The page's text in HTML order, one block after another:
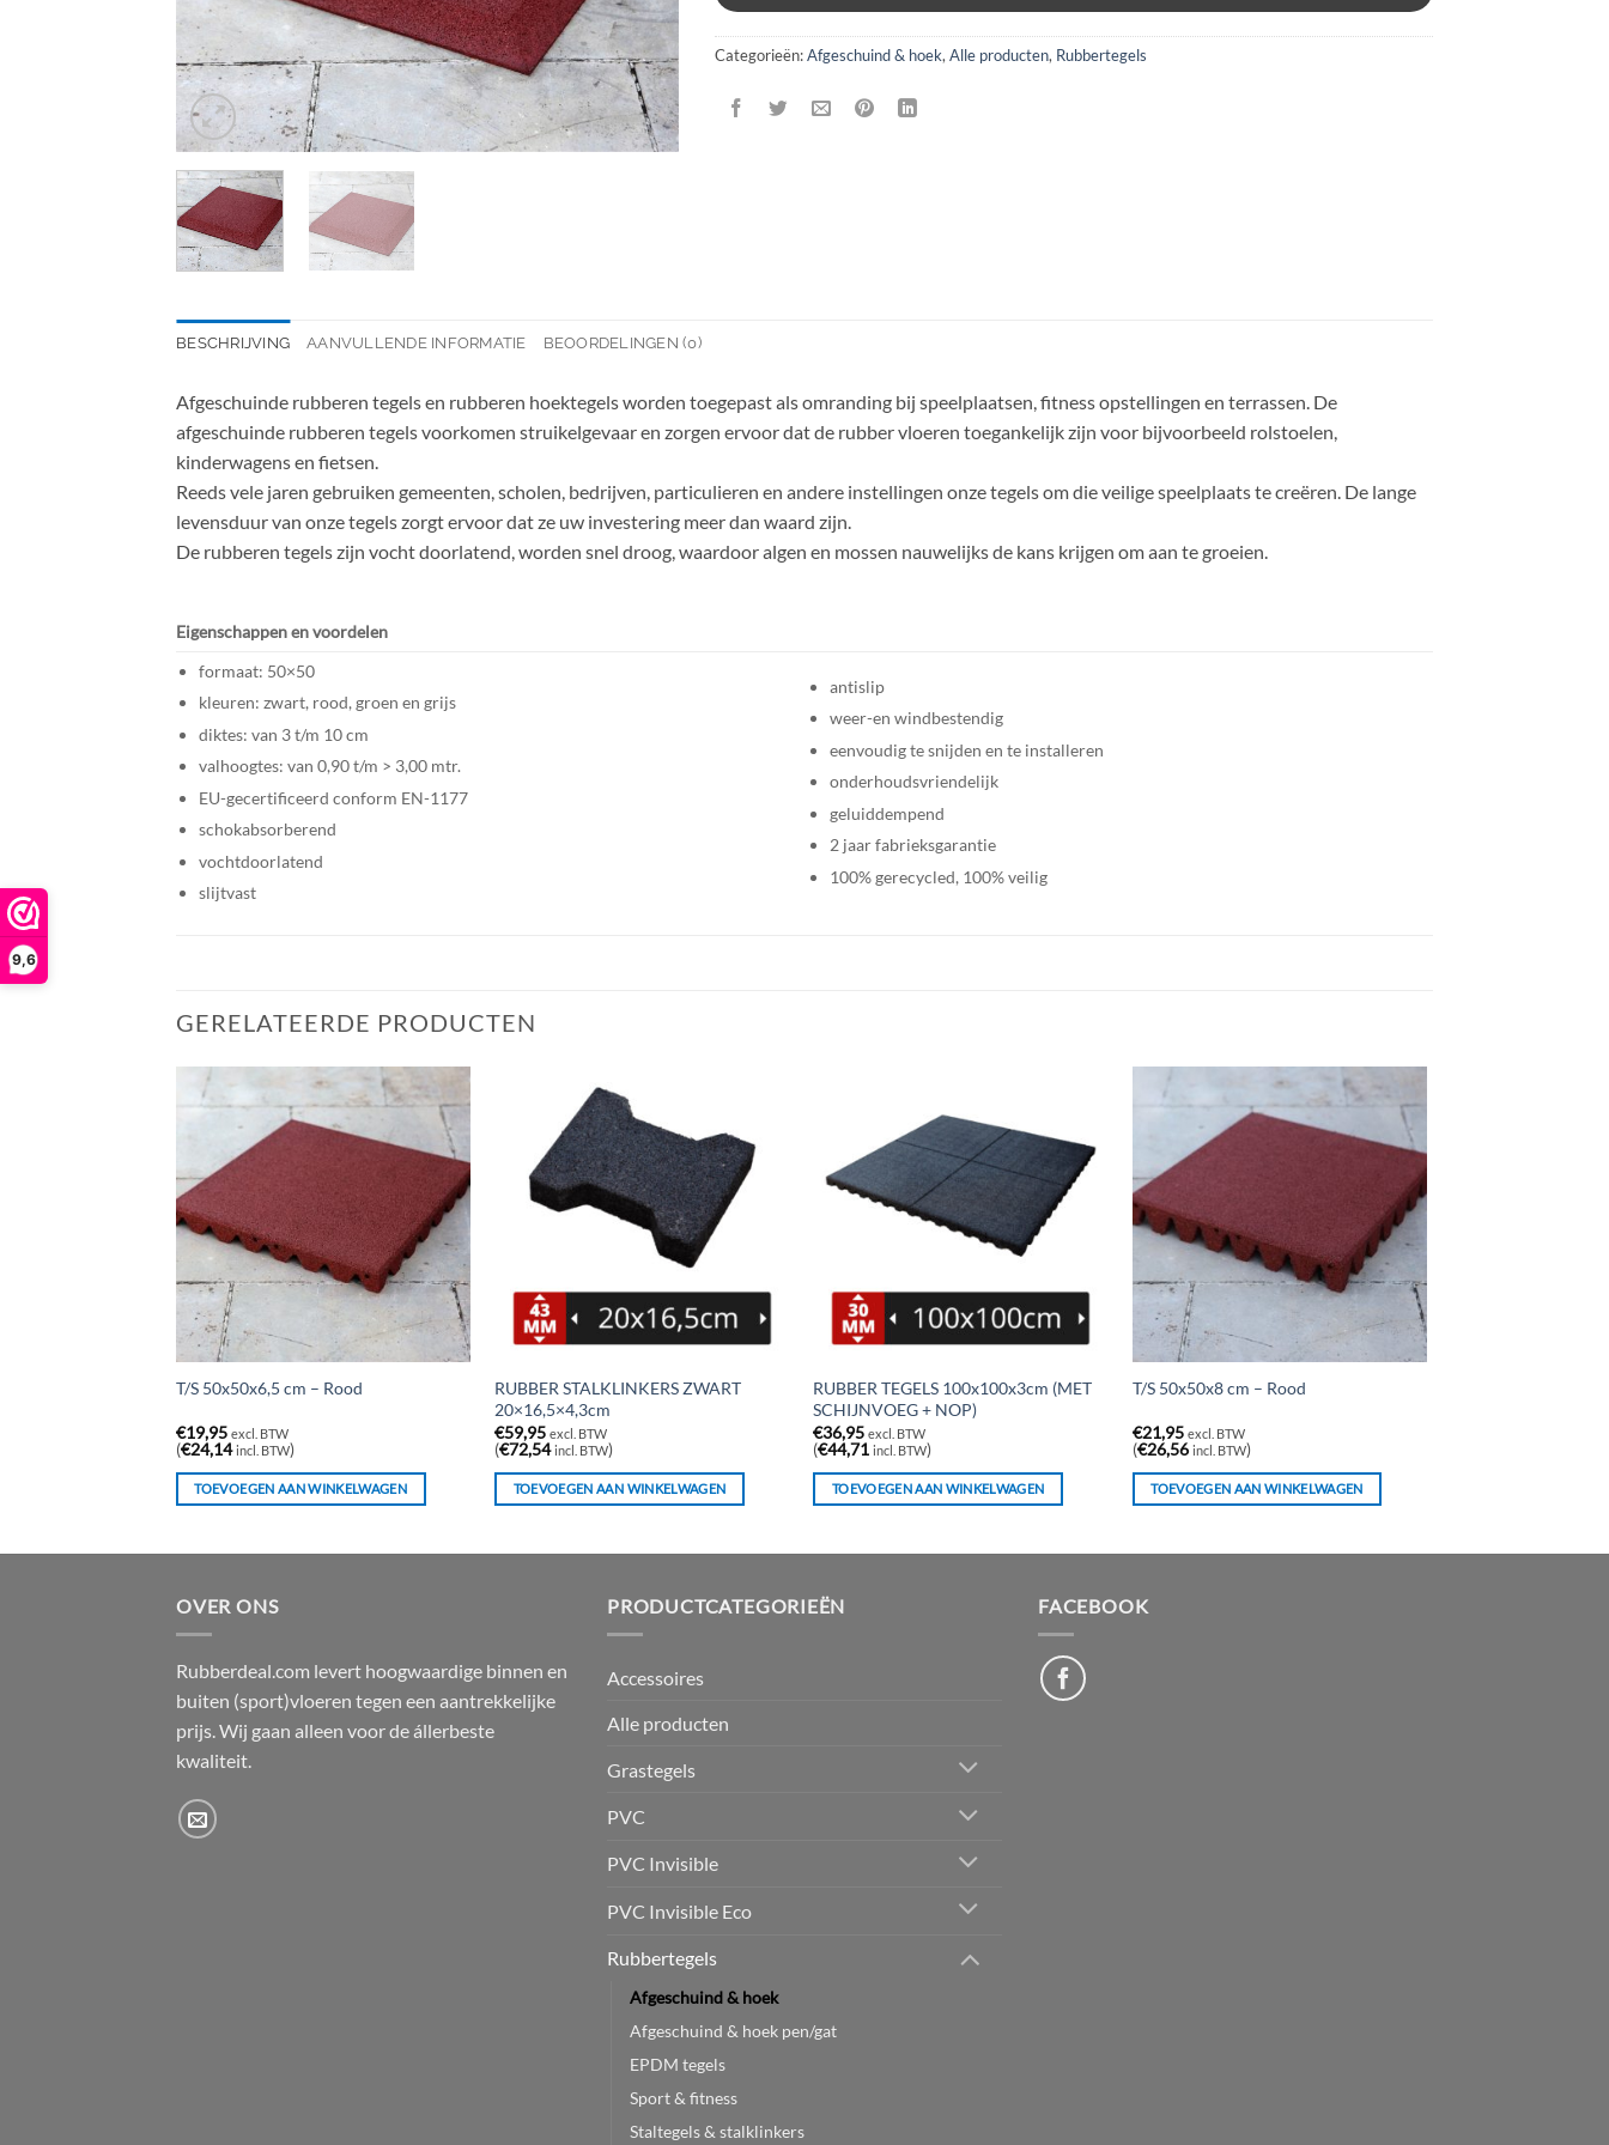
9,6
Categorieën:Afgeschuind & hoek,Alle producten, Rubbertegels
BESCHRIJVING AANVULLENDE INFORMATIE BEOORDELINGEN (0)
Afgeschuinde rubberen tegels en rubberen hoektegels worden toegepast als omranding bij speelplaatsen, fitness opstellingen en terrassen. De
afgeschuinde rubberen tegels voorkomen struikelgevaar en zorgen ervoor dat de rubber vloeren toegankelijk zijn voor bijvoorbeeld rolstoelen,
kinderwagens en fietsen.
Reeds vele jaren gebruiken gemeenten, scholen, bedrijven, particulieren en andere instellingen onze tegels om die veilige speelplaats te creëren. De lange
levensduur van onze tegels zorgt ervoor dat ze uw investering meer dan waard zijn.
De rubberen tegels zijn vocht doorlatend, worden snel droog, waardoor algen en mossen nauwelijks de kans krijgen om aan te groeien.
Eigenschappen en voordelen
formaat: 50×50
kleuren: zwart, rood, groen en grijs
diktes: van 3 t/m 10 cm
valhoogtes: van 0,90 t/m > 3,00 mtr.
EU-gecertificeerd conform EN-1177
schokabsorberend
vochtdoorlatend
slijtvast
antislip
weer-en windbestendig
eenvoudig te snijden en te installeren
onderhoudsvriendelijk
geluiddempend
2 jaar fabrieksgarantie
100% gerecycled, 100% veilig
GERELATEERDE PRODUCTEN
T/S 50x50x6,5 cm – Rood
€19,95 excl. BTW
(€24,14 incl. BTW)
TOEVOEGEN AAN WINKELWAGEN
RUBBER STALKLINKERS ZWART
20×16,5×4,3cm
€59,95 excl. BTW
(€72,54 incl. BTW)
TOEVOEGEN AAN WINKELWAGEN
RUBBER TEGELS 100x100x3cm (MET
SCHIJNVOEG + NOP)
€36,95 excl. BTW
(€44,71 incl. BTW)
TOEVOEGEN AAN WINKELWAGEN
T/S 50x50x8 cm – Rood
€21,95 excl. BTW
(€26,56 incl. BTW)
TOEVOEGEN AAN WINKELWAGEN
OVER ONS
Rubberdeal.com levert hoogwaardige binnen en
buiten (sport)vloeren tegen een aantrekkelijke
prijs. Wij gaan alleen voor de állerbeste
kwaliteit.
PRODUCTCATEGORIEËN
Accessoires
Alle producten
Grastegels
PVC
PVC Invisible
PVC Invisible Eco
Rubbertegels
Afgeschuind & hoek
Afgeschuind & hoek pen/gat
EPDM tegels
Sport & fitness
Staltegels & stalklinkers
FACEBOOK